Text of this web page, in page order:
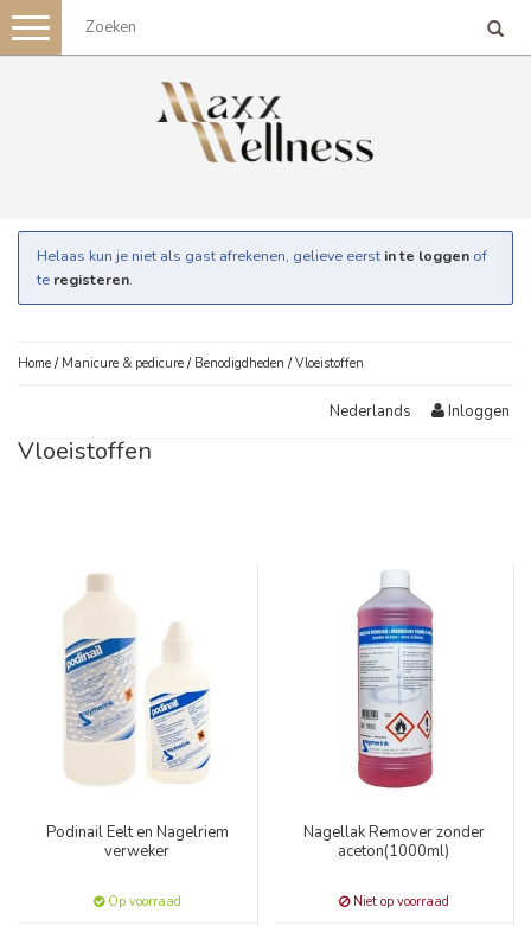
Toggle
navigation
Helaas kun je niet als gast afrekenen, gelieve eerst in te loggen of
te registeren.
Home / Manicure & pedicure / Benodigdheden /Vloeistoffen
Nederlands Inloggen
Vloeistoffen
Podinail Eelt en Nagelriem
verweker
Op voorraad
Nagellak Remover zonder
aceton(1000ml)
Niet op voorraad